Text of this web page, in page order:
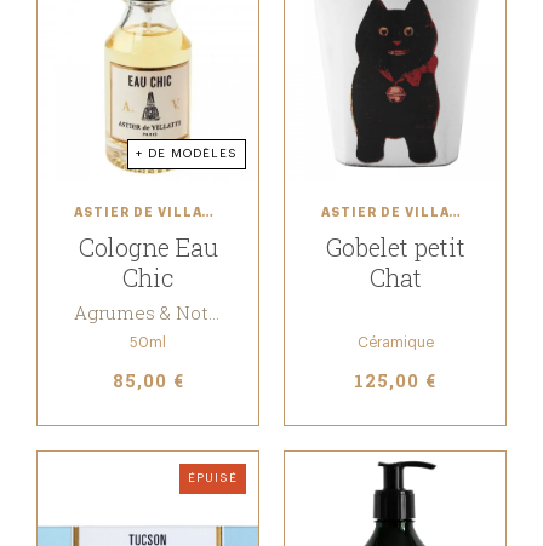
+ DE MODÈLES
ASTIER DE VILLATTE
Cologne Eau
Chic
Agrumes & Notes boisées
50ml
85,00 €
ASTIER DE VILLATTE
Gobelet petit
Chat
Céramique
125,00 €
ÉPUISÉ